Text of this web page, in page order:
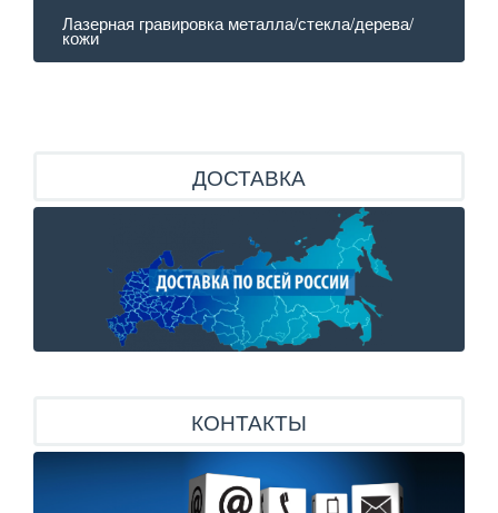
Лазерная гравировка металла/стекла/дерева/
кожи
ДОСТАВКА
КОНТАКТЫ